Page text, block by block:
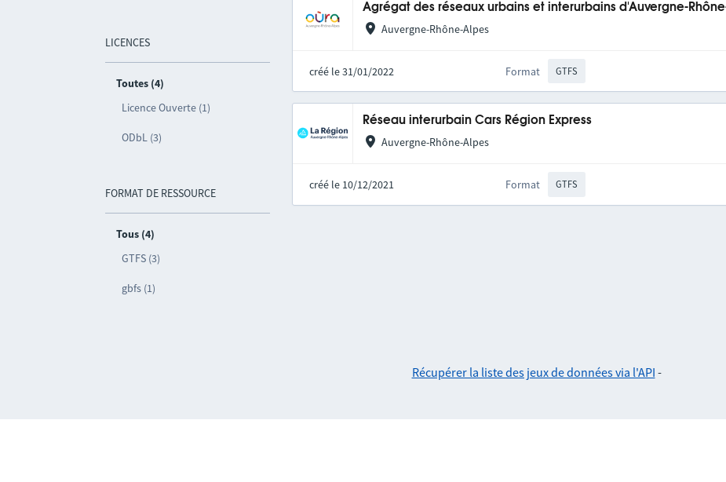
LICENCES
Toutes (4)
Licence Ouverte (1)
ODbL (3)
FORMAT DE RESSOURCE
Tous (4)
GTFS (3)
gbfs (1)
Agrégat des réseaux urbains et interurbains d'Auvergne-
Auvergne-Rhône-Alpes
créé le 31/01/2022 Format GTFS
Réseau interurbain Cars Région Express
Auvergne-Rhône-Alpes
créé le 10/12/2021 Format GTFS
Récupérer la liste des jeux de données via l'API -